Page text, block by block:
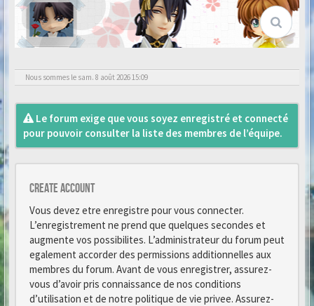
Nous sommes le sam. 8 août 2026 15:09
Le forum exige que vous soyez enregistré et connecté
pour pouvoir consulter la liste des membres de l’équipe.
Create account
Vous devez etre enregistre pour vous connecter.
L’enregistrement ne prend que quelques secondes et
augmente vos possibilites. L’administrateur du forum peut
egalement accorder des permissions additionnelles aux
membres du forum. Avant de vous enregistrer, assurez-
vous d’avoir pris connaissance de nos conditions
d’utilisation et de notre politique de vie privee. Assurez-